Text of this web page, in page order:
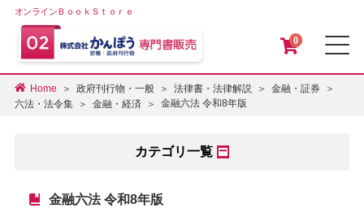
オンラインＢｏｏｋＳｔｏｒｅ
0
Home 政府刊行物・一般 法律書・法律解説
金融・証券
六法・法令集
金融・経済 金融六法 令和8年版
カテゴリ一覧
金融六法 令和8年版